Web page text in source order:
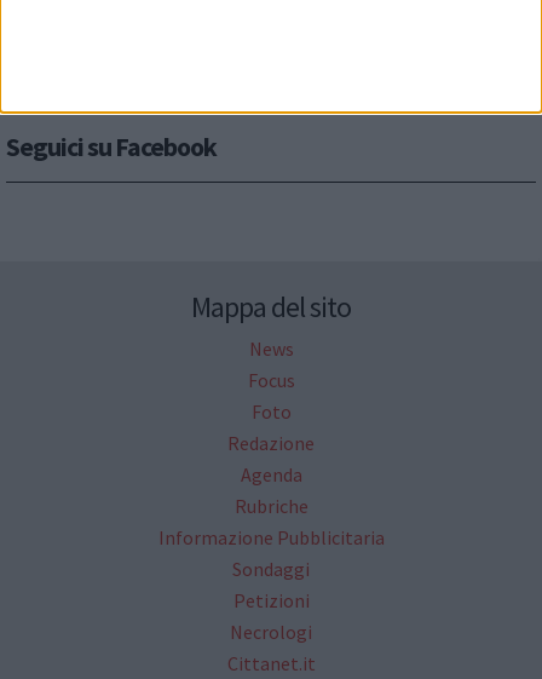
Seguici su Facebook
Mappa del sito
News
Focus
Foto
Redazione
Agenda
Rubriche
Informazione Pubblicitaria
Sondaggi
Petizioni
Necrologi
Cittanet.it